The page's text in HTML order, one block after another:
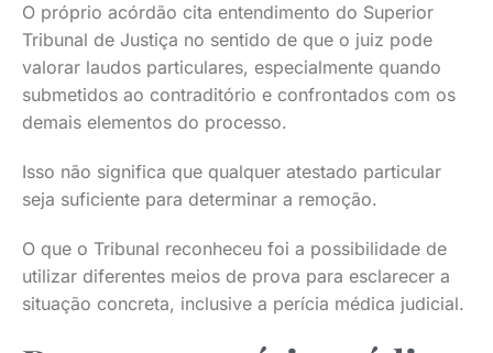
O próprio acórdão cita entendimento do Superior
Tribunal de Justiça no sentido de que o juiz pode
valorar laudos particulares, especialmente quando
submetidos ao contraditório e confrontados com os
demais elementos do processo.
Isso não significa que qualquer atestado particular
seja suficiente para determinar a remoção.
O que o Tribunal reconheceu foi a possibilidade de
utilizar diferentes meios de prova para esclarecer a
situação concreta, inclusive a perícia médica judicial.